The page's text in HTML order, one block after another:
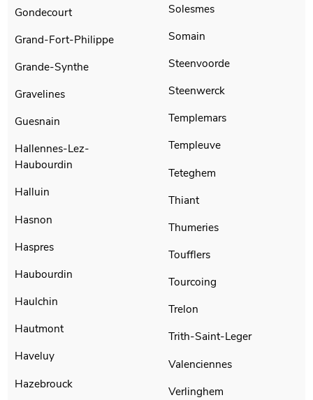
Gondecourt
Grand-Fort-Philippe
Grande-Synthe
Gravelines
Guesnain
Hallennes-Lez-
Haubourdin
Halluin
Hasnon
Haspres
Haubourdin
Haulchin
Hautmont
Haveluy
Hazebrouck
Solesmes
Somain
Steenvoorde
Steenwerck
Templemars
Templeuve
Teteghem
Thiant
Thumeries
Toufflers
Tourcoing
Trelon
Trith-Saint-Leger
Valenciennes
Verlinghem